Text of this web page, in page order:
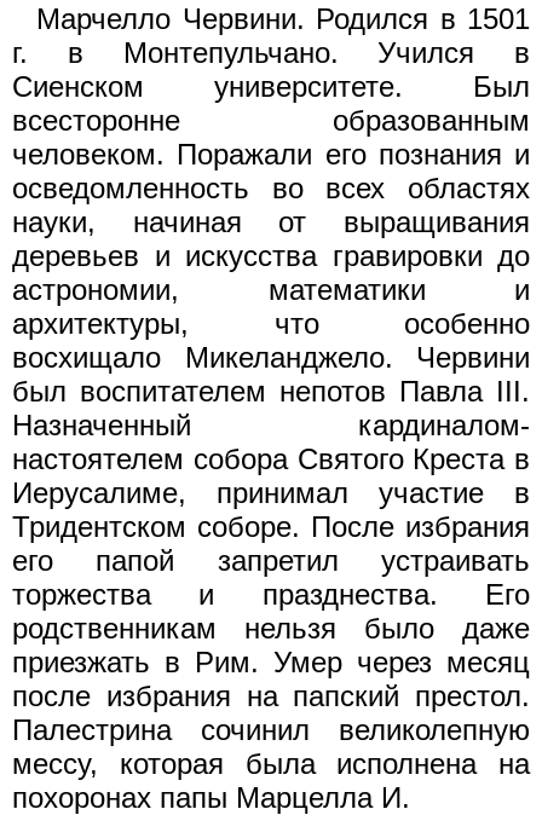
Марчелло Червини. Родился в 1501
г. в Монтепульчано. Учился в
Сиенском университете. Был
всесторонне образованным
человеком. Поражали его познания и
осведомленность во всех областях
науки, начиная от выращивания
деревьев и искусства гравировки до
астрономии, математики и
архитектуры, что особенно
восхищало Микеланджело. Червини
был воспитателем непотов Павла III.
Назначенный кардиналом-
настоятелем собора Святого Креста в
Иерусалиме, принимал участие в
Тридентском соборе. После избрания
его папой запретил устраивать
торжества и празднества. Его
родственникам нельзя было даже
приезжать в Рим. Умер через месяц
после избрания на папский престол.
Палестрина сочинил великолепную
мессу, которая была исполнена на
похоронах папы Марцелла И.